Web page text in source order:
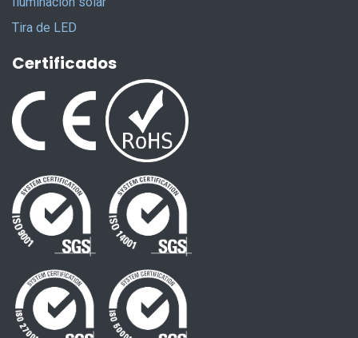
Tira de LED
Certificados